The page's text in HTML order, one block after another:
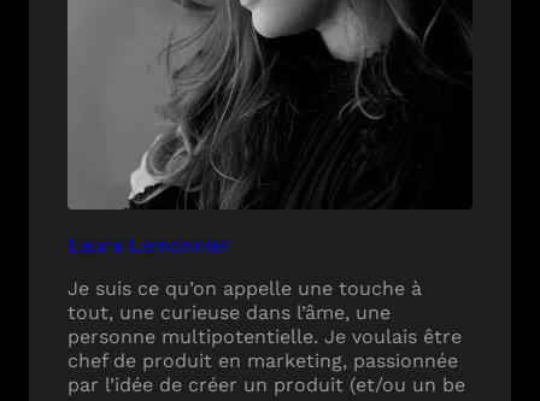
Laura Lemonnier
Je suis ce qu’on appelle une touche à
tout, une curieuse dans l’âme, une
personne multipotentielle. Je voulais être
chef de produit en marketing, passionnée
par l’idée de créer un produit (et/ou un be